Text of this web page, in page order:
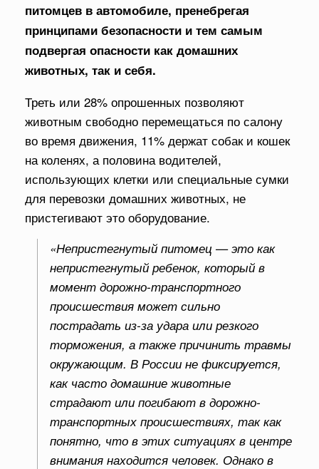
питомцев в автомобиле, пренебрегая
принципами безопасности и тем самым
подвергая опасности как домашних
животных, так и себя.
Треть или 28% опрошенных позволяют
животным свободно перемещаться по салону
во время движения, 11% держат собак и кошек
на коленях, а половина водителей,
использующих клетки или специальные сумки
для перевозки домашних животных, не
пристегивают это оборудование.
«Непристегнутый питомец — это как
непристегнутый ребенок, который в
момент дорожно-транспортного
происшествия может сильно
пострадать из-за удара или резкого
торможения, а также причинить травмы
окружающим. В России не фиксируется,
как часто домашние животные
страдают или погибают в дорожно-
транспортных происшествиях, так как
понятно, что в этих ситуациях в центре
внимания находится человек. Однако в